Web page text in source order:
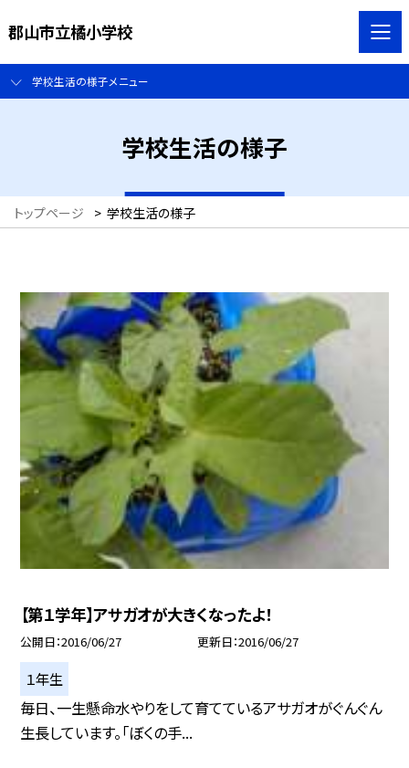
郡山市立橘小学校
学校生活の様子メニュー
学校生活の様子
トップページ > 学校生活の様子
【第１学年】アサガオが大きくなったよ！
公開日 2016/06/27 更新日 2016/06/27
１年生
毎日、一生懸命水やりをして育てているアサガオがぐんぐん
生長しています。「ぼくの手...